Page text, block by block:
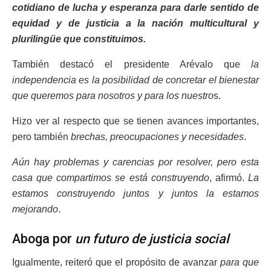
cotidiano de lucha y esperanza para darle sentido de
equidad y de justicia a la nación multicultural y
plurilingüe que constituimos.
También destacó el presidente Arévalo que la
independencia es la posibilidad de concretar el bienestar
que queremos para nosotros y para los nuestros.
Hizo ver al respecto que se tienen avances importantes,
pero también brechas, preocupaciones y necesidades.
Aún hay problemas y carencias por resolver, pero esta
casa que compartimos se está construyendo, afirmó.La
estamos construyendo juntos y juntos la estamos
mejorando.
Aboga por un futuro de justicia social
Igualmente, reiteró que el propósito de avanzar para que